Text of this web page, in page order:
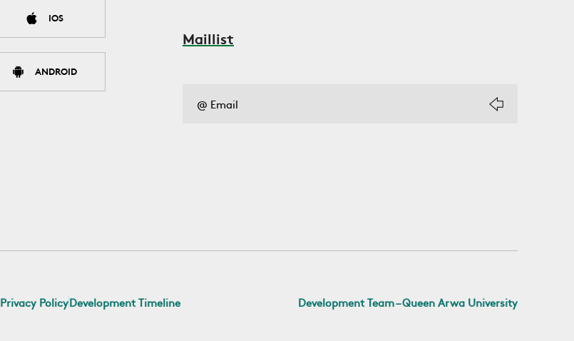
IOS
ANDROID
Maillist
Privacy PolicyDevelopment Timeline Development Team – Queen Arwa University